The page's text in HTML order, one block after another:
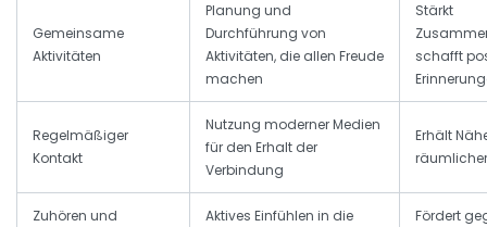
Gemeinsame
Aktivitäten
Planung und
Durchführung von
Aktivitäten, die allen Freude
machen
Stärkt
schafft
Regelmäßiger
Kontakt
Nutzung moderner Medien
für den Erhalt der
Verbindung
Erhält
Zuhören und
Aktives Einfühlen in die
Fördert